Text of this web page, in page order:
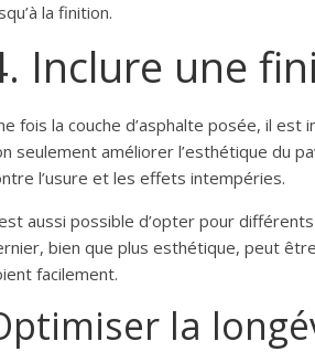
la finition.
Inclure une
fois la couche d’asphalte posée, il est
seulement améliorer l’esthétique du
l’usure et les effets intempéries.
aussi possible d’opter pour
bien que plus esthétique, peut
facilement.
la